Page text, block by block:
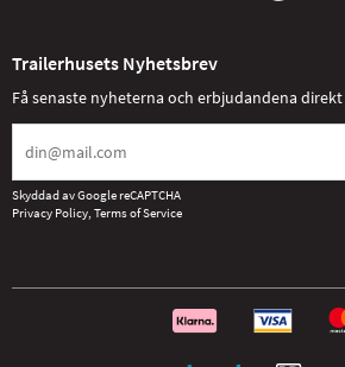
Trailerhusets Nyhetsbrev
Få senaste nyheterna och erbjudandena
Skyddad av Google reCAPTCHA
Privacy Policy, Terms of Service